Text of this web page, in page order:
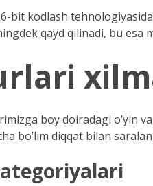
bit kodlash
qayd qilinadi, bu esa
boy doiradagi o’yin
bo’lim diqqat bilan